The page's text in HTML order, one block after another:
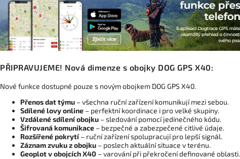
PŘIPRAVUJEME! Nová dimenze s obojky DOG GPS X40:
Nové funkce dostupné pouze s novým obojkem DOG GPS X40.
Přenos dat týmu – všechna ruční zařízení komunikují mezi sebou.
Sdílené lovy online – perfektní koordinace i pro velké skupiny.
Vzdálené sdílení obojku – sledování pomocí jedinečného kódu.
Šifrovaná komunikace – bezpečné a zabezpečené citlivé údaje.
Rozšířené pokrytí – ruční zařízení spolupracují pro lepší signál.
Záznam zvuku z obojku – poslech aktuální situace v terénu.
Geoplot v obojcích X40 – varování při překročení definované oblasti.